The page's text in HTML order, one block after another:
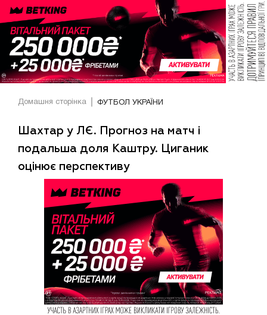
Домашня сторінка ФУТБОЛ УКРАЇНИ
Шахтар у ЛЄ. Прогноз на матч і
подальша доля Каштру. Циганик
оцінює перспективу